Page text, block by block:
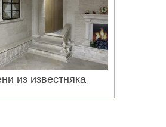
из известняка